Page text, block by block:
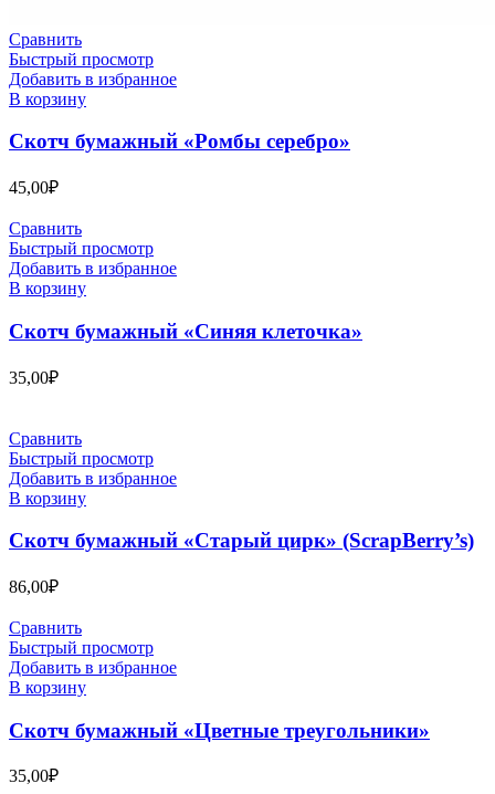
Сравнить
Быстрый просмотр
Добавить в избранное
В корзину
Скотч бумажный «Ромбы серебро»
45,00₽
Сравнить
Быстрый просмотр
Добавить в избранное
В корзину
Скотч бумажный «Синяя клеточка»
35,00₽
Сравнить
Быстрый просмотр
Добавить в избранное
В корзину
Скотч бумажный «Старый цирк» (ScrapBerry’s)
86,00₽
Сравнить
Быстрый просмотр
Добавить в избранное
В корзину
Скотч бумажный «Цветные треугольники»
35,00₽